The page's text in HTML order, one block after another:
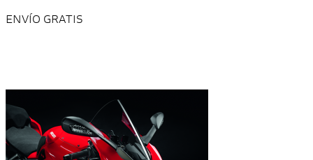
ENVÍO GRATIS